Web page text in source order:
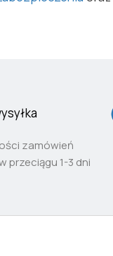
zamówień
przeciągu 1-3 dni